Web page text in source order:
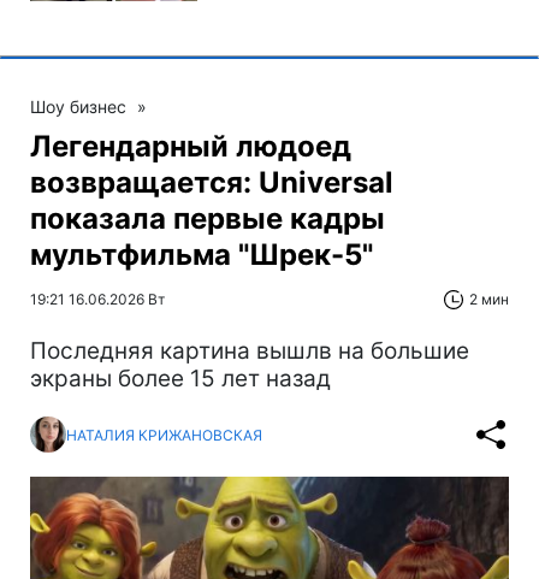
Шоу бизнес »
Легендарный людоед
возвращается: Universal
показала первые кадры
мультфильма "Шрек-5"
19:21 16.06.2026 Вт 2 мин
Последняя картина вышлв на большие
экраны более 15 лет назад
НАТАЛИЯ КРИЖАНОВСКАЯ